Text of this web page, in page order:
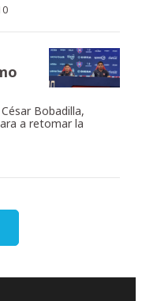
Bobadilla,
a retomar la